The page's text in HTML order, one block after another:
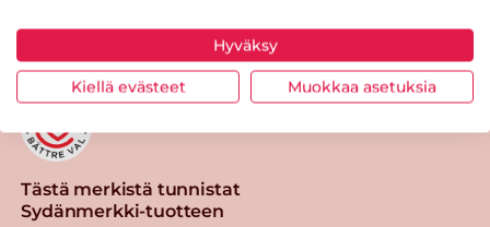
Tästä merkistä tunnistat
Sydänmerkki-tuotteen
Hyväksy
Kiellä evästeet Muokkaa asetuksia